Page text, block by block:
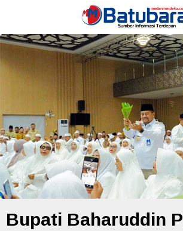
Bupati Baharuddin